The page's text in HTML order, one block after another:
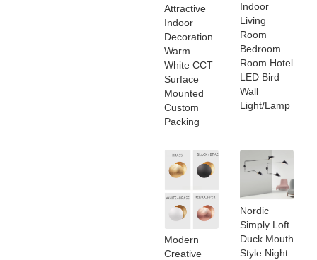
Attractive
Indoor
Decoration
Warm
White CCT
Surface
Mounted
Custom
Packing
Indoor
Living
Room
Bedroom
Room Hotel
LED Bird
Wall
Light/Lamp
Modern
Creative
Nordic
Simply Loft
Duck Mouth
Style Night